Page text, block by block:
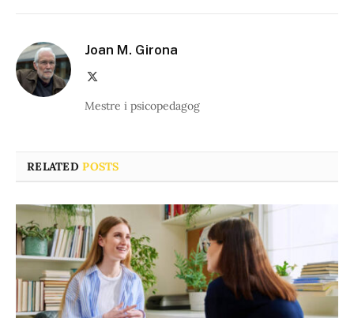
Joan M. Girona
Mestre i psicopedagog
RELATEDPOSTS